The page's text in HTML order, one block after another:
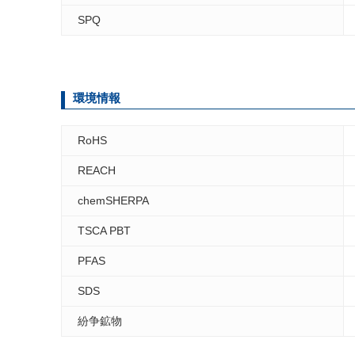
SPQ
環境情報
RoHS
REACH
chemSHERPA
TSCA PBT
PFAS
SDS
紛争鉱物